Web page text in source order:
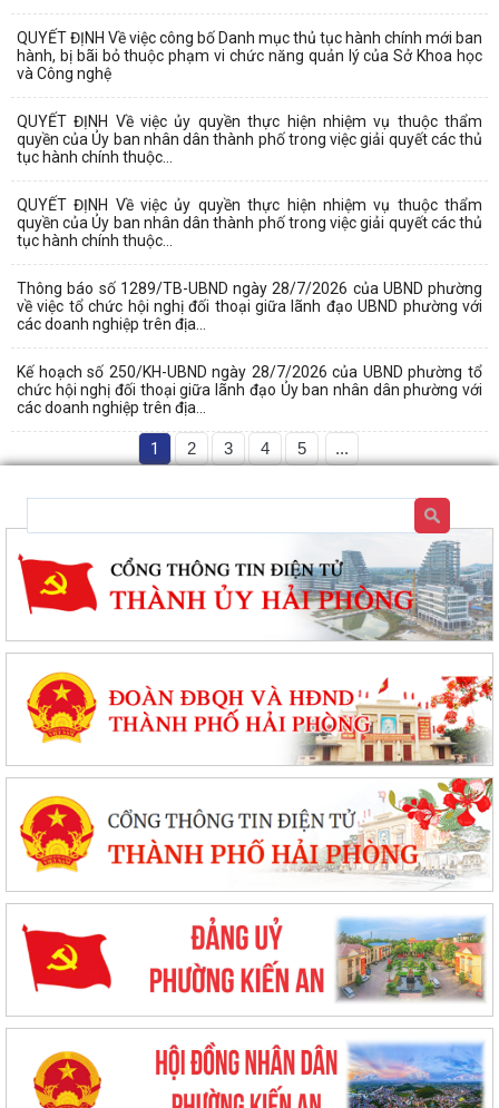
QUYẾT ĐỊNH Về việc công bố Danh mục thủ tục hành chính mới ban
hành, bị bãi bỏ thuộc phạm vi chức năng quản lý của Sở Khoa học
và Công nghệ
QUYẾT ĐỊNH Về việc ủy quyền thực hiện nhiệm vụ thuộc thẩm
quyền của Ủy ban nhân dân thành phố trong việc giải quyết các thủ
tục hành chính thuộc...
QUYẾT ĐỊNH Về việc ủy quyền thực hiện nhiệm vụ thuộc thẩm
quyền của Ủy ban nhân dân thành phố trong việc giải quyết các thủ
tục hành chính thuộc...
Thông báo số 1289/TB-UBND ngày 28/7/2026 của UBND phường
về việc tổ chức hội nghị đối thoại giữa lãnh đạo UBND phường với
các doanh nghiệp trên địa...
Kế hoạch số 250/KH-UBND ngày 28/7/2026 của UBND phường tổ
chức hội nghị đối thoại giữa lãnh đạo Ủy ban nhân dân phường với
các doanh nghiệp trên địa...
1 2 3 4 5 ...